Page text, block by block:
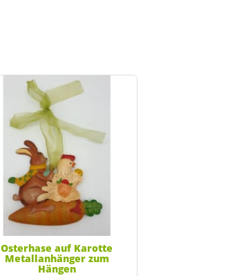
Osterhase auf Karotte
Metallanhänger zum
Hängen